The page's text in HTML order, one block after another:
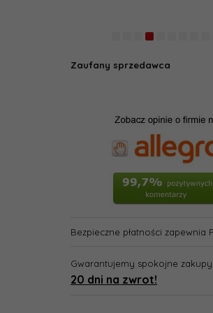
Zaufany sprzedawca
Bezpieczne płatności zapewnia
Gwarantujemy spokojne
20 dni na zwrot!